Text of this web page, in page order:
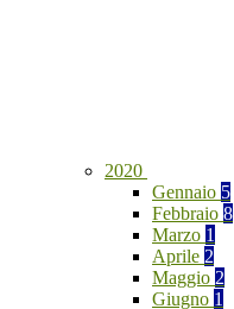
2020
Gennaio 5
Febbraio 8
Marzo 1
Aprile 2
Maggio 2
Giugno 1